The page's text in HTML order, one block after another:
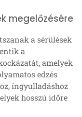
megelőzésére
a sérülések
a
amelyek
edzés
íngyulladáshoz
hosszú időre